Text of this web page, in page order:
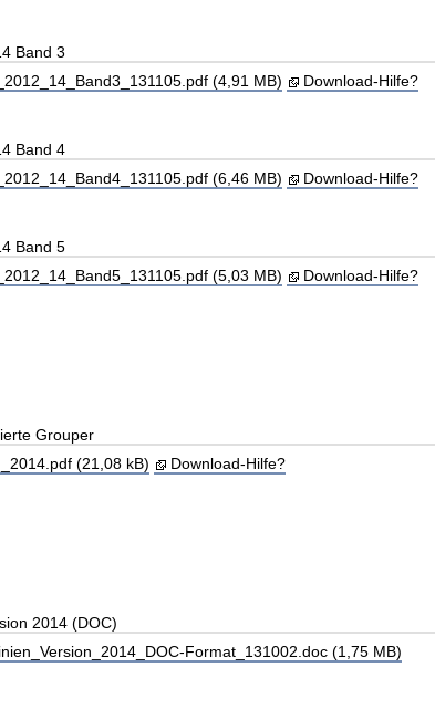
Band 3
(4,91 MB)
Download-Hilfe?
Band 4
(6,46 MB)
Download-Hilfe?
Band 5
(5,03 MB)
Download-Hilfe?
Grouper
(21,08 kB)
Download-Hilfe?
2014 (DOC)
Format_131002.doc (1,75 MB)